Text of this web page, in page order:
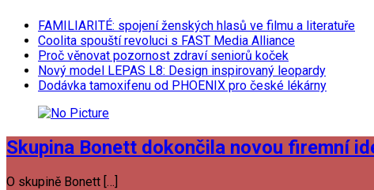
FAMILIARITÉ: spojení ženských hlasů ve filmu a literatuře
Coolita spouští revoluci s FAST Media Alliance
Proč věnovat pozornost zdraví seniorů koček
Nový model LEPAS L8: Design inspirovaný leopardy
Dodávka tamoxifenu od PHOENIX pro české lékárny
Skupina Bonett dokončila novou firemní
O skupině Bonett […]